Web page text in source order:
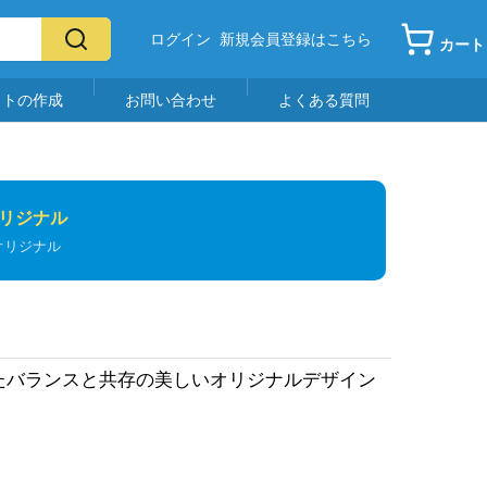
ログイン 新規会員登録はこちら カート
の作成 お問い合わせ よくある質問
ジナル
リジナル
ランスと共存の美しいオリジナルデザイン